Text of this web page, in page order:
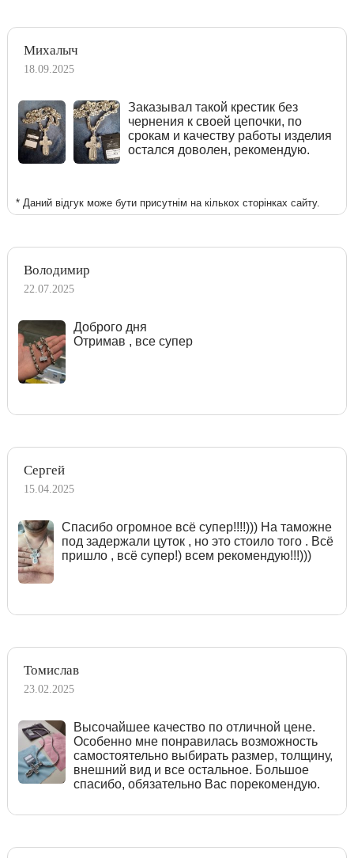
Михалыч
18.09.2025
Заказывал такой крестик без
чернения к своей цепочки, по
срокам и качеству работы изделия
остался доволен, рекомендую.
* Даний відгук може бути присутнім на кількох сторінках сайту.
Володимир
22.07.2025
Доброго дня
Отримав , все супер
Сергей
15.04.2025
Спасибо огромное всё супер!!!!))) На таможне
под задержали цуток , но это стоило того . Всё
пришло , всё супер!) всем рекомендую!!!)))
Томислав
23.02.2025
Высочайшее качество по отличной цене.
Особенно мне понравилась возможность
самостоятельно выбирать размер, толщину,
внешний вид и все остальное. Большое
спасибо, обязательно Вас порекомендую.